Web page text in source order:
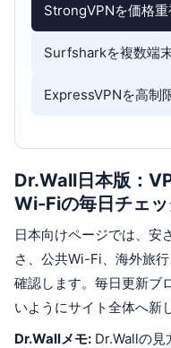
StrongVPNを価格
Surfsharkを複数端
ExpressVPNを高制
Dr.Wall日本版：
Wi-Fiの毎日チェ
日本向けページでは、安
さ、公共Wi-Fi、海外旅
確認します。毎日更新ブ
いようにサイト全体へ新
Dr.Wallメモ: Dr.Wallの見